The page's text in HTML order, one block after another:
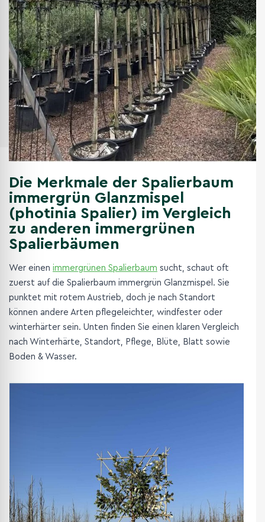
Die Merkmale der Spalierbaum
immergrün Glanzmispel
(photinia Spalier) im Vergleich
zu anderen immergrünen
Spalierbäumen
Wer einen immergrünen Spalierbaum sucht, schaut oft
zuerst auf die Spalierbaum immergrün Glanzmispel. Sie
punktet mit rotem Austrieb, doch je nach Standort
können andere Arten pflegeleichter, windfester oder
winterhärter sein. Unten finden Sie einen klaren Vergleich
nach Winterhärte, Standort, Pflege, Blüte, Blatt sowie
Boden & Wasser.